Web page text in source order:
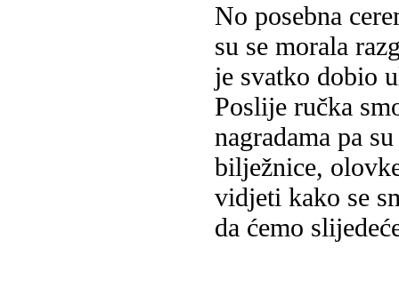
No posebna
su se morala
je svatko dobio
Poslije ručka
nagradama pa
bilježnice,
vidjeti kako se
da ćemo